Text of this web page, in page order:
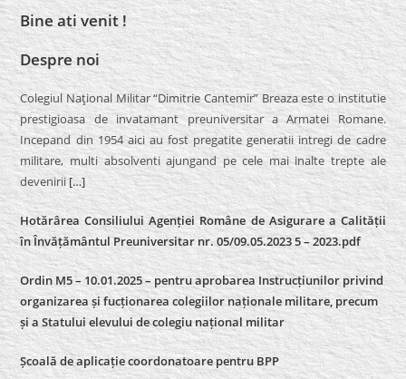
Bine ati venit !
Despre noi
Colegiul Naţional Militar “Dimitrie Cantemir” Breaza este o institutie
prestigioasa de invatamant preuniversitar a Armatei Romane.
Incepand din 1954 aici au fost pregatite generatii intregi de cadre
militare, multi absolventi ajungand pe cele mai inalte trepte ale
devenirii […]
Hotărârea Consiliului Agenției Române de Asigurare a Calității
în Învățământul Preuniversitar nr. 05/09.05.2023 5 – 2023.pdf
Ordin M5 – 10.01.2025 – pentru aprobarea Instrucțiunilor privind
organizarea și fucționarea colegiilor naționale militare, precum
și a Statului elevului de colegiu național militar
Școală de aplicație coordonatoare pentru BPP